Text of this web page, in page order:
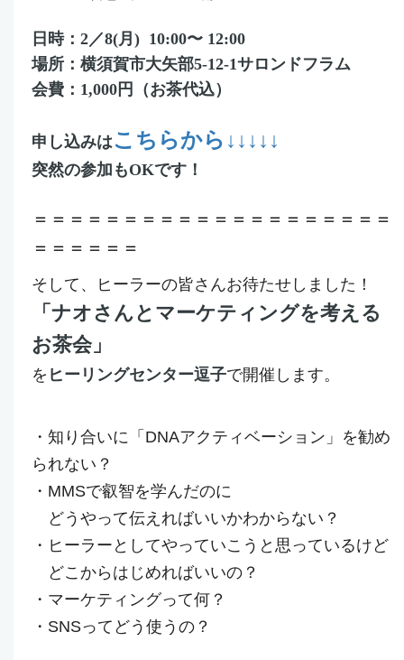
日時：2／8(月) 10:00〜 12:00
場所： 横須賀市大矢部5-12-1サロンドフラム
会費：1,000円（お茶代込）
申し込みはこちらから↓↓↓↓↓
突然の参加もOKです！
＝＝＝＝＝＝＝＝＝＝＝＝＝＝＝＝＝＝＝＝
＝＝＝＝＝＝
そして、ヒーラーの皆さんお待たせしました！
「ナオさんとマーケティングを考える
お茶会」
を ヒーリングセンター逗子で開催します。
・知り合いに「DNAアクティベーション」を勧め
られない？
・MMSで叡智を学んだのに
どうやって伝えればいいかわからない？
・ヒーラーとしてやっていこうと思っているけど
どこからはじめればいいの？
・マーケティングって何？
・SNSってどう使うの？